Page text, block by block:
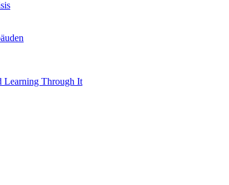
Learning Through It